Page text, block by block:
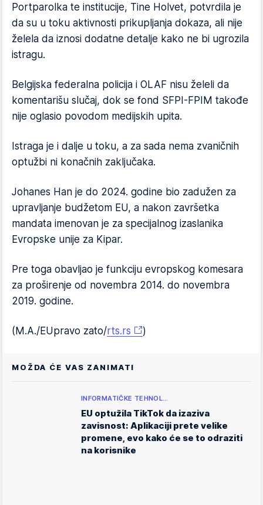
Portparolka te institucije, Tine Holvet, potvrdila je
da su u toku aktivnosti prikupljanja dokaza, ali nije
želela da iznosi dodatne detalje kako ne bi ugrozila
istragu.
Belgijska federalna policija i OLAF nisu želeli da
komentarišu slučaj, dok se fond SFPI-FPIM takođe
nije oglasio povodom medijskih upita.
Istraga je i dalje u toku, a za sada nema zvaničnih
optužbi ni konačnih zaključaka.
Johanes Han je do 2024. godine bio zadužen za
upravljanje budžetom EU, a nakon završetka
mandata imenovan je za specijalnog izaslanika
Evropske unije za Kipar.
Pre toga obavljao je funkciju evropskog komesara
za proširenje od novembra 2014. do novembra
2019. godine.
(M.A./EUpravo zato/rts.rs )
MOŽDA ĆE VAS ZANIMATI
INFORMATIČKE TEHNOL…
EU optužila TikTok da izaziva
zavisnost: Aplikaciji prete velike
promene, evo kako će se to odraziti
na korisnike